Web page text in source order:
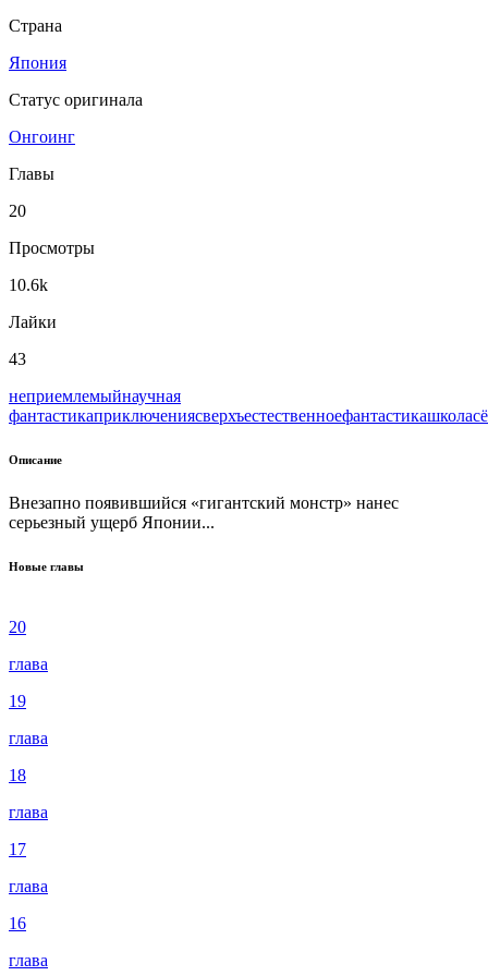
Страна
Япония
Статус оригинала
Онгоинг
Главы
20
Просмотры
10.6k
Лайки
43
неприемлемыйнаучная
фантастикаприключениясверхъестественноефантастикашкола
Описание
Внезапно появившийся «гигантский монстр» нанес
серьезный ущерб Японии...
Новые главы
20
глава
19
глава
18
глава
17
глава
16
глава